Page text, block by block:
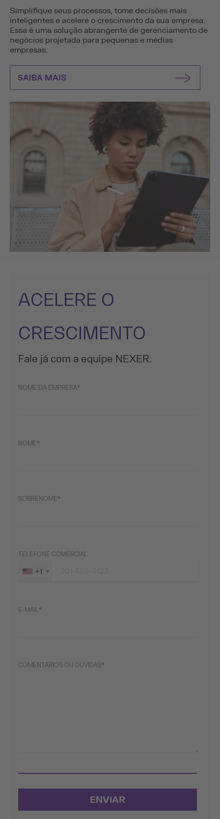
Simplifique seus processos, tome decisões mais
inteligentes e acelere o crescimento da sua empresa.
Essa é uma solução abrangente de gerenciamento de
negócios projetada para pequenas e médias
empresas.
SAIBA MAIS
ACELERE O
CRESCIMENTO
Fale já com a equipe NEXER.
NOME DA EMPRESA
NOME
SOBRENOME
TELEFONE COMERCIAL
+1
E-MAIL
COMENTÁRIOS OU DÚVIDAS
ENVIAR